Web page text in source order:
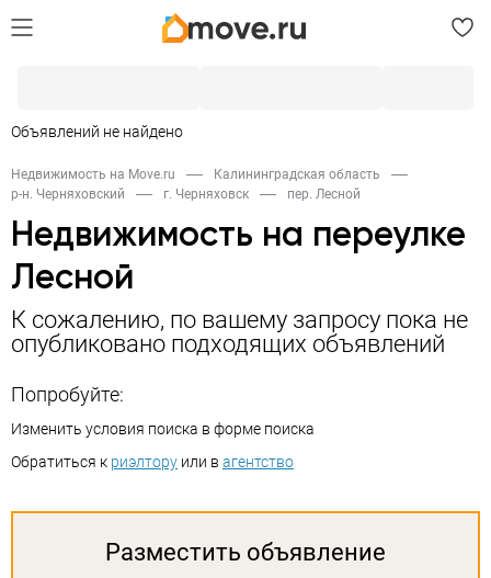
Объявлений не найдено
Недвижимость на Move.ru
Калининградская область
р-н. Черняховский
г. Черняховск пер. Лесной
Недвижимость на переулке
Лесной
К сожалению, по вашему запросу пока не
опубликовано подходящих объявлений
Попробуйте:
Изменить условия поиска в форме поиска
Обратиться к риэлтору или в агентство
Разместить объявление